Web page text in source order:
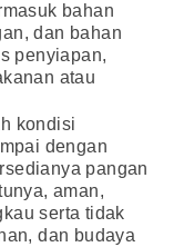
bahan
dan bahan
penyiapan,
atau
kondisi
dengan
pangan
aman,
serta tidak
dan budaya